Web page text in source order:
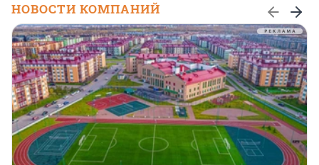
НОВОСТИ КОМПАНИЙ